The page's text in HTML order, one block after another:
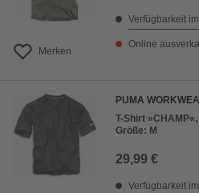
Merken
Verfügbarkeit
Online
PUMA
T-Shirt
Größe: M
29,99 €
Verfügbarkeit